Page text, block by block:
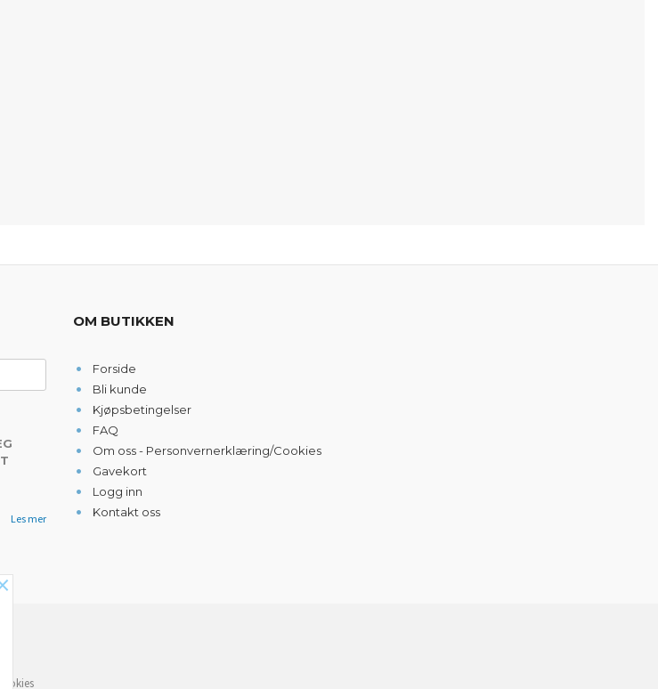
Les mer
OM BUTIKKEN
Forside
Bli kunde
Kjøpsbetingelser
FAQ
Om oss - Personvernerklæring/Cookies
Gavekort
Logg inn
Kontakt oss